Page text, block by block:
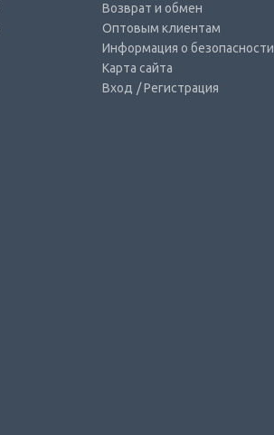
Возврат и обмен
Оптовым клиентам
Информация о безопасности
Карта сайта
Вход / Регистрация